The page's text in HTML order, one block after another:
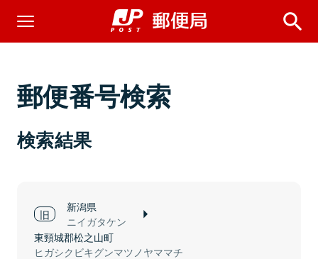
郵便番号検索
検索結果
新潟県
ニイガタケン
東頸城郡松之山町
ヒガシクビキグンマツノヤママチ